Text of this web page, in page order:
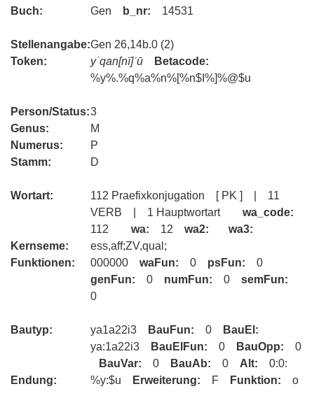
Buch: Gen b_nr: 14531
Stellenangabe:Gen 26,14b.0 (2)
Token:
y˙qan[nï]ʾū
Betacode:
%y%.%q%a%n%[%n$I%]%@$u
Person/Status:3
Genus:
M
Numerus:
P
Stamm:
D
Wortart:
112 Praefixkonjugation [ PK ] | 11
VERB | 1 Hauptwortart wa_code:
112 wa: 12 wa2:
wa3:
Kernseme:
ess,aff;ZV,qual;
Funktionen:
000000 waFun: 0 psFun:
0
genFun:
0 numFun: 0 semFun:
0
Bautyp: ya1a22i3 BauFun: 0
BauEl:
ya:1a22i3
BauElFun: 0 BauOpp:
0
BauVar:
0 BauAb: 0 Alt:
0:0:
Endung:
%y:$u Erweiterung: F Funktion: o